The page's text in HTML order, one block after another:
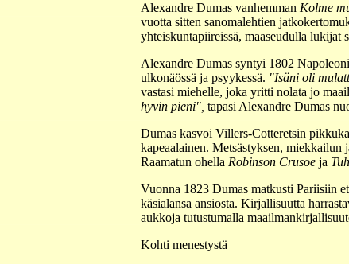
Alexandre Dumas vanhemman Kolme
vuotta sitten sanomalehtien
yhteiskuntapiireissä, maaseudulla lukijat
Alexandre Dumas syntyi 1802
ulkonäössä ja psyykessä. "Isäni oli
vastasi miehelle, joka yritti nolata jo
hyvin pieni", tapasi Alexandre Dumas
Dumas kasvoi Villers-Cotteretsin
kapeaalainen. Metsästyksen,
Raamatun ohella Robinson Crusoe ja
Vuonna 1823 Dumas matkusti Pariisiin
käsialansa ansiosta. Kirjallisuutta
aukkoja tutustumalla
Kohti menestystä